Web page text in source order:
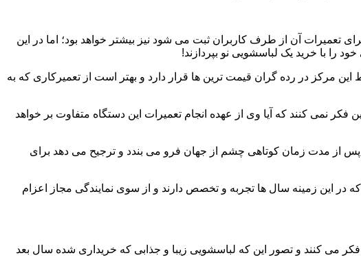
تعمیرات آن از طرف کاربران ثبت می شود نیز بیشتر خواهد بود؛ اما در این
را با خرید یک لباسشویی نو بپردازند!
این مرکز در رده گران قیمت ترین ها قرار دارد و بهتر است از تعمیرکاری که به
فکر نمی کنند که آیا وی از عهده انجام تعمیرات این دستگاه متفاوت بر خواهد
از مدت زمان کوتاهی چشم از جهان فرو می بندد و ترجیح می دهد برای
در این زمینه سال ها تجربه و تخصص دارند و از سوی نمایندگی مجاز اعزام
می کنند و تصور این که لباسشویی زیبا و جذابی که خریداری شده سال بعد